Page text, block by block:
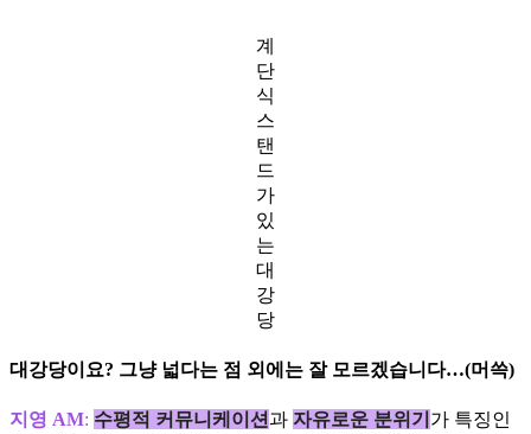
계
단
식
스
탠
드
가
있
는
대
강
당
대강당이요? 그냥 넓다는 점 외에는 잘 모르겠습니다…(머쓱)
지영 AM: 수평적 커뮤니케이션과 자유로운 분위기 가 특징인